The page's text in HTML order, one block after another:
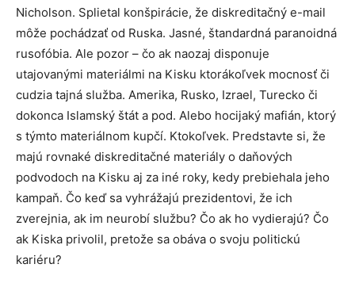
Nicholson. Splietal konšpirácie, že diskreditačný e-mail
môže pochádzať od Ruska. Jasné, štandardná paranoidná
rusofóbia. Ale pozor – čo ak naozaj disponuje
utajovanými materiálmi na Kisku ktorákoľvek mocnosť či
cudzia tajná služba. Amerika, Rusko, Izrael, Turecko či
dokonca Islamský štát a pod. Alebo hocijaký mafián, ktorý
s týmto materiálnom kupčí. Ktokoľvek. Predstavte si, že
majú rovnaké diskreditačné materiály o daňových
podvodoch na Kisku aj za iné roky, kedy prebiehala jeho
kampaň. Čo keď sa vyhrážajú prezidentovi, že ich
zverejnia, ak im neurobí službu? Čo ak ho vydierajú? Čo
ak Kiska privolil, pretože sa obáva o svoju politickú
kariéru?